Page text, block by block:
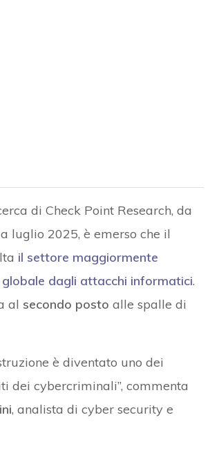
di Check Point Research, da
luglio 2025, è emerso che il
il settore maggiormente
dagli attacchi informatici.
al secondo posto alle spalle di
è diventato uno dei
dei cybercriminali”, commenta
, analista di cyber security e